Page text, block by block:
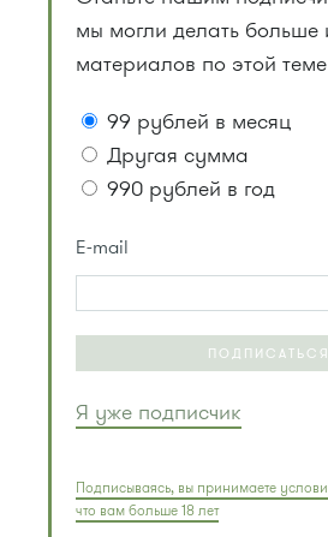
мы могли делать больше
материалов по этой теме
99 рублей в месяц
Другая сумма
990 рублей в год
E-mail
ПОДПИСАТЬСЯ
Я уже подписчик
Подписываясь, вы принимаете
что вам больше 18 лет